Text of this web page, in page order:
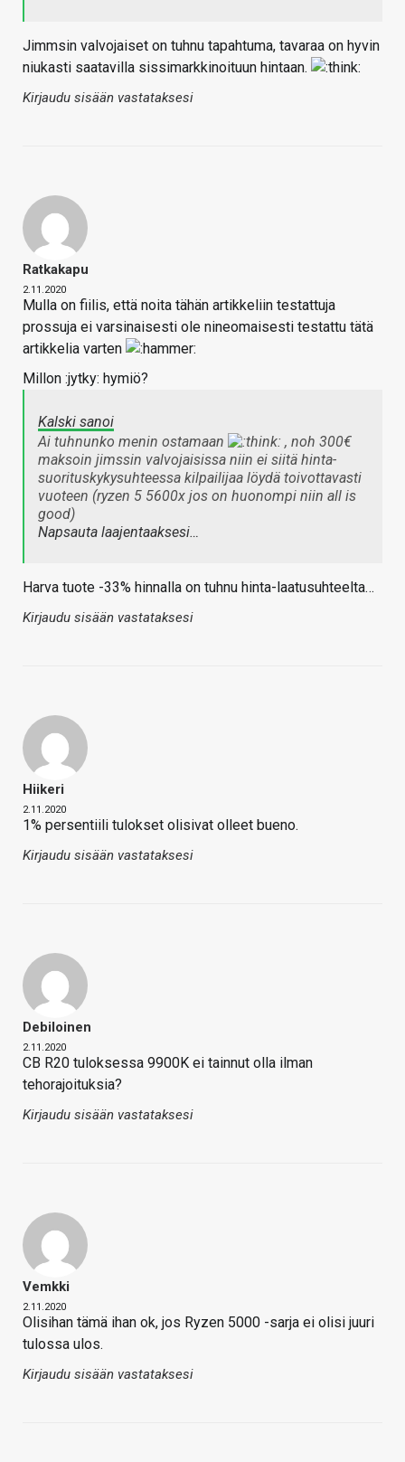
Jimmsin valvojaiset on tuhnu tapahtuma, tavaraa on hyvin
niukasti saatavilla sissimarkkinoituun hintaan.
Kirjaudu sisään vastataksesi
Ratkakapu
2.11.2020
Mulla on fiilis, että noita tähän artikkeliin testattuja
prossuja ei varsinaisesti ole nineomaisesti testattu tätä
artikkelia varten
Millon :jytky: hymiö?
Kalski sanoi
Ai tuhnunko menin ostamaan
, noh 300€
maksoin jimssin valvojaisissa niin ei siitä hinta-
suorituskykysuhteessa kilpailijaa löydä toivottavasti
vuoteen (ryzen 5 5600x jos on huonompi niin all is
good)
Napsauta laajentaaksesi…
Harva tuote -33% hinnalla on tuhnu hinta-laatusuhteelta…
Kirjaudu sisään vastataksesi
Hiikeri
2.11.2020
1% persentiili tulokset olisivat olleet bueno.
Kirjaudu sisään vastataksesi
Debiloinen
2.11.2020
CB R20 tuloksessa 9900K ei tainnut olla ilman
tehorajoituksia?
Kirjaudu sisään vastataksesi
Vemkki
2.11.2020
Olisihan tämä ihan ok, jos Ryzen 5000 -sarja ei olisi juuri
tulossa ulos.
Kirjaudu sisään vastataksesi